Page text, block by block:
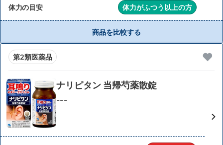
体力の目安 体力がふつう以上の方
商品を比較する
第2類医薬品
ナリピタン 当帰芍薬散錠
---